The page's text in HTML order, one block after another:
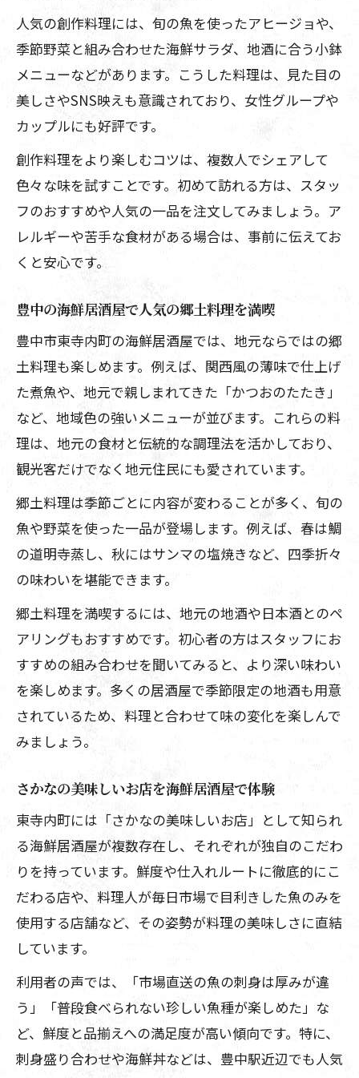
駅近エリアで出会う海鮮の楽しみ方
駅近の海鮮居酒屋で味わう豊富な魚介料
理
海鮮居酒屋で気軽に楽しむ駅近グルメ体
験
駅近エリアで注目の海鮮居酒屋を堪能
豊中駅海鮮丼を楽しむおすすめ海鮮居酒
屋
海鮮居酒屋で駅近ならではのおもてなし
海鮮居酒屋で特別な夜を過ごすコツ
海鮮居酒屋で非日常を味わう夜の過ごし
方
特別な夜にぴったりな海鮮居酒屋選びの
秘訣
海鮮居酒屋で仲間と楽しむ特別なひとと
き
海鮮居酒屋で記念日を彩る創作料理の
数々
豊中三邑移転も話題の海鮮居酒屋を体験
人気の創作料理には、旬の魚を使ったアヒージョや、
季節野菜と組み合わせた海鮮サラダ、地酒に合う小鉢
メニューなどがあります。こうした料理は、見た目の
美しさやSNS映えも意識されており、女性グループや
カップルにも好評です。
創作料理をより楽しむコツは、複数人でシェアして
色々な味を試すことです。初めて訪れる方は、スタッ
フのおすすめや人気の一品を注文してみましょう。ア
レルギーや苦手な食材がある場合は、事前に伝えてお
くと安心です。
豊中の海鮮居酒屋で人気の郷土料理を満喫
豊中市東寺内町の海鮮居酒屋では、地元ならではの郷
土料理も楽しめます。例えば、関西風の薄味で仕上げ
た煮魚や、地元で親しまれてきた「かつおのたたき」
など、地域色の強いメニューが並びます。これらの料
理は、地元の食材と伝統的な調理法を活かしており、
観光客だけでなく地元住民にも愛されています。
郷土料理は季節ごとに内容が変わることが多く、旬の
魚や野菜を使った一品が登場します。例えば、春は鯛
の道明寺蒸し、秋にはサンマの塩焼きなど、四季折々
の味わいを堪能できます。
郷土料理を満喫するには、地元の地酒や日本酒とのペ
アリングもおすすめです。初心者の方はスタッフにお
すすめの組み合わせを聞いてみると、より深い味わい
を楽しめます。多くの居酒屋で季節限定の地酒も用意
されているため、料理と合わせて味の変化を楽しんで
みましょう。
さかなの美味しいお店を海鮮居酒屋で体験
東寺内町には「さかなの美味しいお店」として知られ
る海鮮居酒屋が複数存在し、それぞれが独自のこだわ
りを持っています。鮮度や仕入れルートに徹底的にこ
だわる店や、料理人が毎日市場で目利きした魚のみを
使用する店舗など、その姿勢が料理の美味しさに直結
しています。
利用者の声では、「市場直送の魚の刺身は厚みが違
う」「普段食べられない珍しい魚種が楽しめた」な
ど、鮮度と品揃えへの満足度が高い傾向です。特に、
刺身盛り合わせや海鮮丼などは、豊中駅近辺でも人気